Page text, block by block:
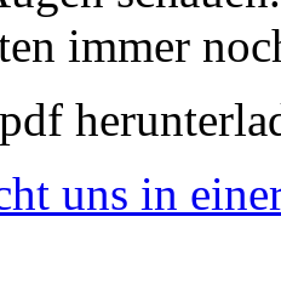
immer
uns in